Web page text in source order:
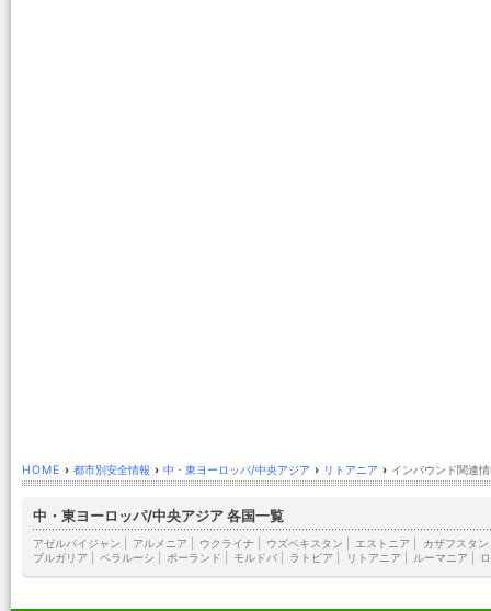
HOME › 都市別安全情報 › 中・東ヨーロッパ/中央アジア › リトアニア › インバウンド関連
中・東ヨーロッパ/中央アジア 各国一覧
アゼルバイジャン アルメニア ウクライナ ウズベキスタン エストニア カザフスタン
ブルガリア
ベラルーシ ポーランド モルドバ ラトビア リトアニア ルーマニア